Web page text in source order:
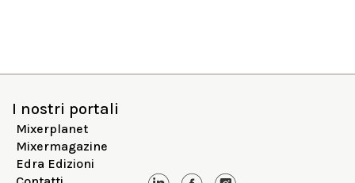
I nostri portali
Mixerplanet
Mixermagazine
Edra Edizioni